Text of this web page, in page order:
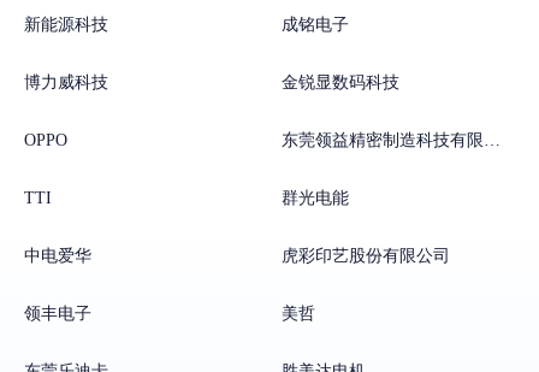
新能源科技 成铭电子
博力威科技 金锐显数码科技
OPPO 东莞领益精密制造科技有限公司
TTI 群光电能
中电爱华 虎彩印艺股份有限公司
领丰电子 美哲